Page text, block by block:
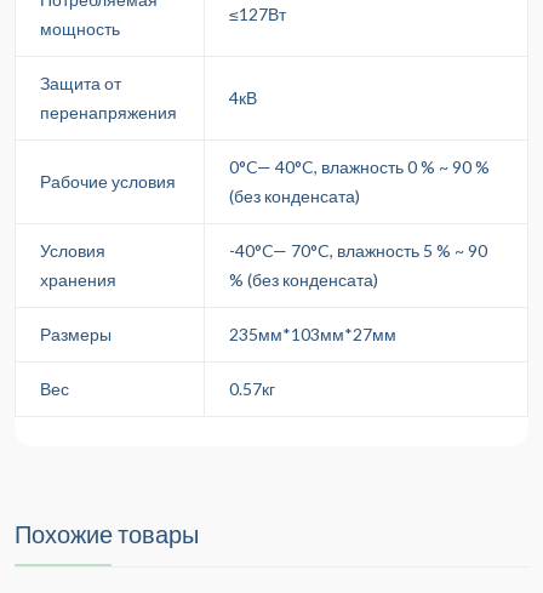
мощность
≤127Вт
Защита от
перенапряжения
4кВ
Рабочие условия
0°C— 40°C, влажность 0 % ~ 90 %
(без конденсата)
Условия
хранения
-40°C— 70°C, влажность 5 % ~ 90
% (без конденсата)
Размеры 235мм*103мм*27мм
Вес 0.57кг
Похожие товары